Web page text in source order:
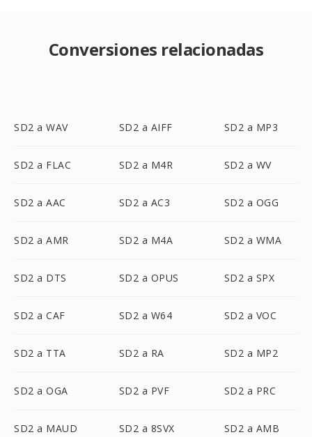
Conversiones relacionadas
SD2 a WAV SD2 a AIFF SD2 a MP3
SD2 a FLAC SD2 a M4R SD2 a WV
SD2 a AAC SD2 a AC3 SD2 a OGG
SD2 a AMR SD2 a M4A SD2 a WMA
SD2 a DTS SD2 a OPUS SD2 a SPX
SD2 a CAF SD2 a W64 SD2 a VOC
SD2 a TTA SD2 a RA SD2 a MP2
SD2 a OGA SD2 a PVF SD2 a PRC
SD2 a MAUD SD2 a 8SVX SD2 a AMB